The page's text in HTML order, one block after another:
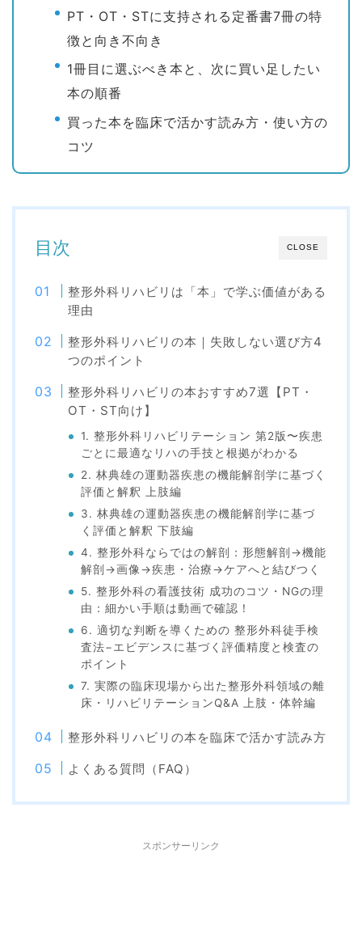
PT・OT・STに支持される定番書7冊の特
徴と向き不向き
1冊目に選ぶべき本と、次に買い足したい
本の順番
買った本を臨床で活かす読み方・使い方の
コツ
CLOSE
目次
整形外科リハビリは「本」で学ぶ価値がある
理由
整形外科リハビリの本｜失敗しない選び方4
つのポイント
整形外科リハビリの本おすすめ7選【PT・
OT・ST向け】
1. 整形外科リハビリテーション 第2版〜疾患
ごとに最適なリハの手技と根拠がわかる
2. 林典雄の運動器疾患の機能解剖学に基づく
評価と解釈 上肢編
3. 林典雄の運動器疾患の機能解剖学に基づ
く評価と解釈 下肢編
4. 整形外科ならではの解剖：形態解剖→機能
解剖→画像→疾患・治療→ケアへと結びつく
5. 整形外科の看護技術 成功のコツ・NGの理
由：細かい手順は動画で確認！
6. 適切な判断を導くための 整形外科徒手検
査法−エビデンスに基づく評価精度と検査の
ポイント
7. 実際の臨床現場から出た整形外科領域の離
床・リハビリテーションQ&A 上肢・体幹編
整形外科リハビリの本を臨床で活かす読み方
よくある質問（FAQ）
スポンサーリンク